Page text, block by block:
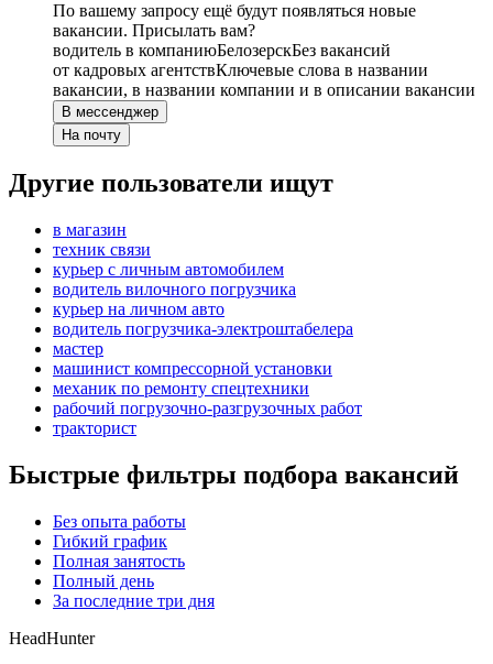
По вашему запросу ещё будут появляться новые
вакансии. Присылать вам?
водитель в компаниюБелозерскБез вакансий
от кадровых агентствКлючевые слова в названии
вакансии, в названии компании и в описании вакансии
В мессенджер
На почту
Другие пользователи ищут
в магазин
техник связи
курьер с личным автомобилем
водитель вилочного погрузчика
курьер на личном авто
водитель погрузчика-электроштабелера
мастер
машинист компрессорной установки
механик по ремонту спецтехники
рабочий погрузочно-разгрузочных работ
тракторист
Быстрые фильтры подбора вакансий
Без опыта работы
Гибкий график
Полная занятость
Полный день
За последние три дня
HeadHunter